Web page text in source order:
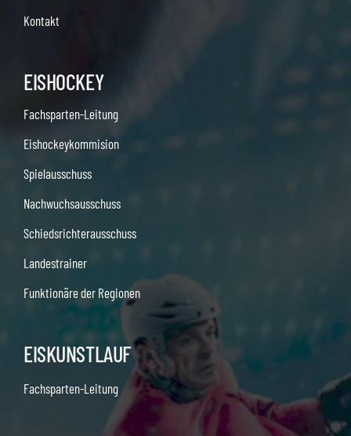
Kontakt
EISHOCKEY
Fachsparten-Leitung
Eishockeykommision
Spielausschuss
Nachwuchsausschuss
Schiedsrichterausschuss
Landestrainer
Funktionäre der Regionen
EISKUNSTLAUF
Fachsparten-Leitung